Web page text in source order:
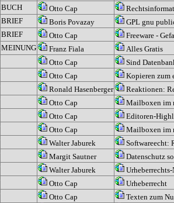
BUCH Otto Cap
BRIEF Boris Povazay
GPL gnu
BRIEF Otto Cap
Freeware -
MEINUNG Franz Fiala
Alles Gratis
Otto Cap
Sind
Otto Cap
Kopieren zum
Ronald Hasenberger
Reaktionen:
Otto Cap
Mailboxen im
Otto Cap
Editoren-
Otto Cap
Mailboxen im
Walter Jaburek
Softwareecht:
Margit Sautner
Datenschutz
Walter Jaburek
Otto Cap
Urheberrecht
Otto Cap
Texten zum